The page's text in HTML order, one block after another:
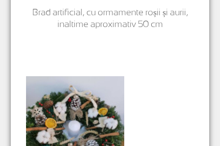
Brad artificial, cu ormamente roșii și aurii,
inaltime aproximativ 50 cm